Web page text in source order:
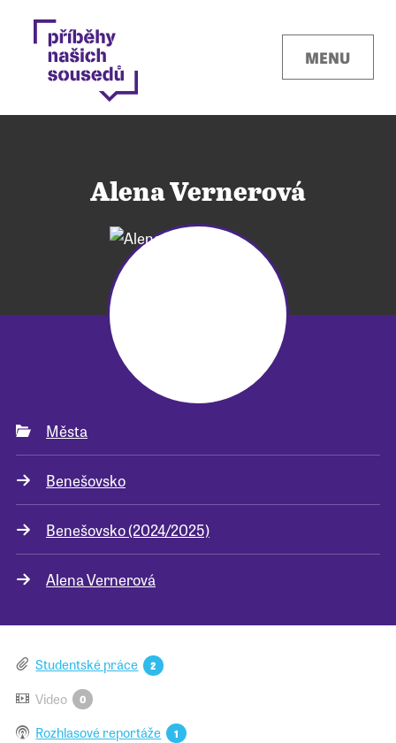
MENU
Pro školy
Příběhy našich sousedů
Alena Vernerová
Města
Benešovsko
Benešovsko (2024/2025)
Alena Vernerová
Studentské práce 2
Video 0
Rozhlasové reportáže 1